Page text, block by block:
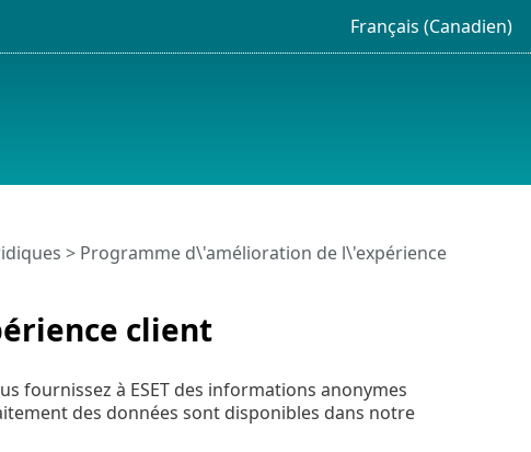
Français (Canadien)
client
> Programme d\'amélioration de l\'expérience
fournissez à ESET des informations anonymes
des données sont disponibles dans notre